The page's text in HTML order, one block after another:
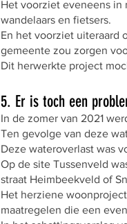
Het voorziet eveneens in
wandelaars en fietsers.
En het voorziet uiteraard
gemeente zou zorgen
Dit herwerkte project
5. Er is toch een
In de zomer van 2021
Ten gevolge van deze
Deze wateroverlast was
Op de site Tussenveld
straat Heimbeekveld of
Het herziene
maatregelen die een